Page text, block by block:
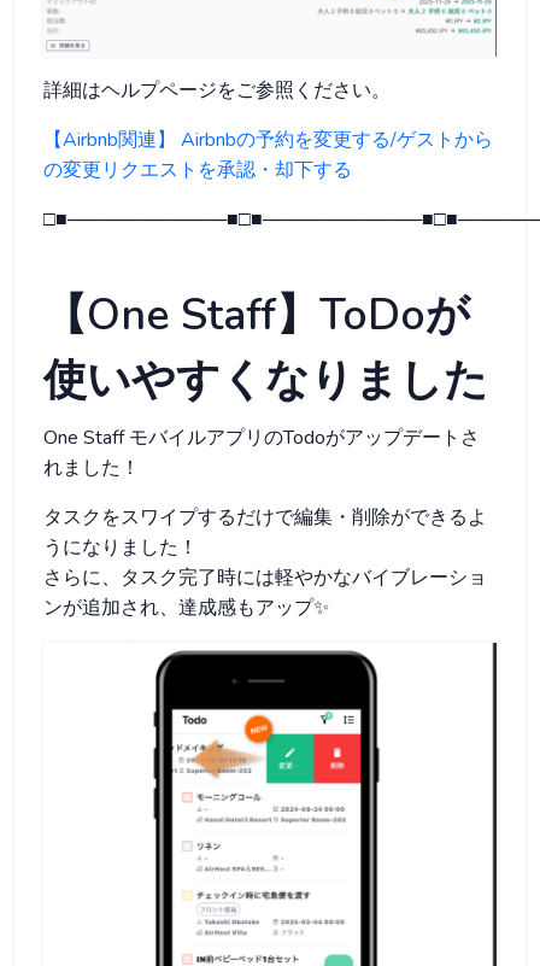
詳細はヘルプページをご参照ください。
【Airbnb関連】 Airbnbの予約を変更する/ゲストから
の変更リクエストを承認・却下する
【One Staff】ToDoが
使いやすくなりました
One Staff モバイルアプリのTodoがアップデートさ
れました！
タスクをスワイプするだけで編集・削除ができるよ
うになりました！
さらに、タスク完了時には軽やかなバイブレーショ
ンが追加され、達成感もアップ✨